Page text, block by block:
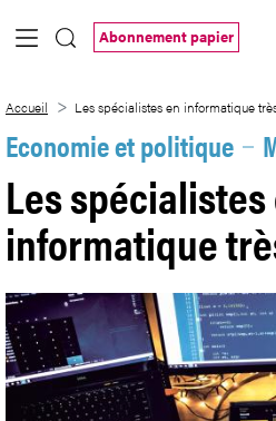
Saut au contenu principal
Abonnement papier
Accueil Les spécialistes en informatique
Economie et politique
Les spécialistes
informatique